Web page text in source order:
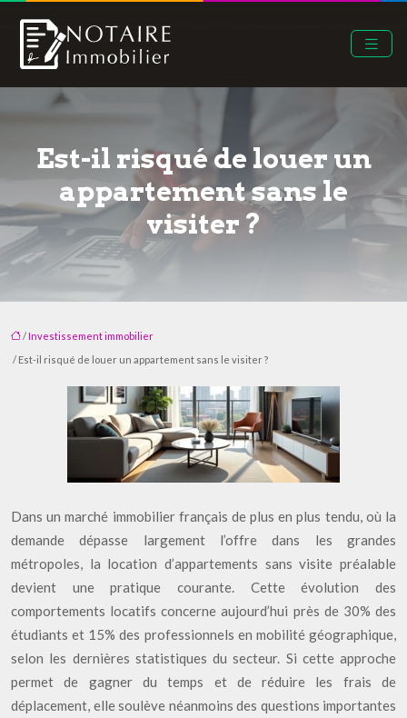
Est-il risqué de louer un
appartement sans le
visiter ?
/ Investissement immobilier
/ Est-il risqué de louer un appartement sans le visiter ?
Dans un marché immobilier français de plus en plus tendu, où la
demande dépasse largement l’offre dans les grandes
métropoles, la location d’appartements sans visite préalable
devient une pratique courante. Cette évolution des
comportements locatifs concerne aujourd’hui près de 30% des
étudiants et 15% des professionnels en mobilité géographique,
selon les dernières statistiques du secteur. Si cette approche
permet de gagner du temps et de réduire les frais de
déplacement, elle soulève néanmoins des questions importantes